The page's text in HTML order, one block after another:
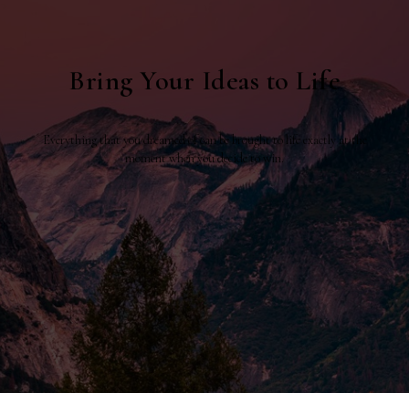
Bring Your Ideas to Life
Everything that you dreamed of can be brought to life exactly at the
moment when you decide to win.